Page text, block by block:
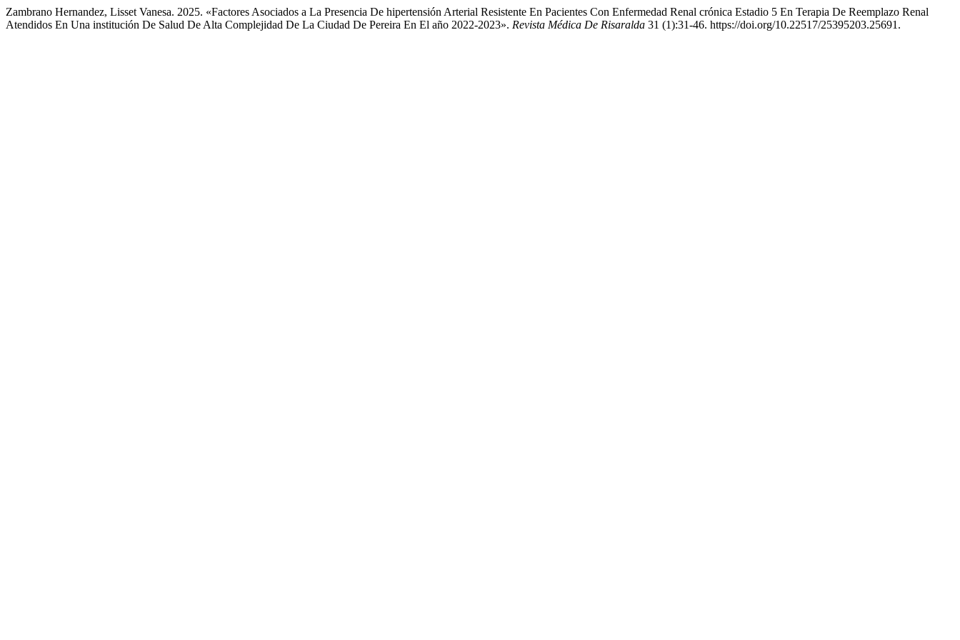
Zambrano Hernandez, Lisset Vanesa. 2025. «Factores Asociados a La Presencia De hipertensión Arterial Resistente En Pacientes Con Enfermedad Renal crónica Estadio 5 En Terapia De Reemplazo Renal
Atendidos En Una institución De Salud De Alta Complejidad De La Ciudad De Pereira En El año 2022-2023». Revista Médica De Risaralda 31 (1):31-46. https://doi.org/10.22517/25395203.25691.